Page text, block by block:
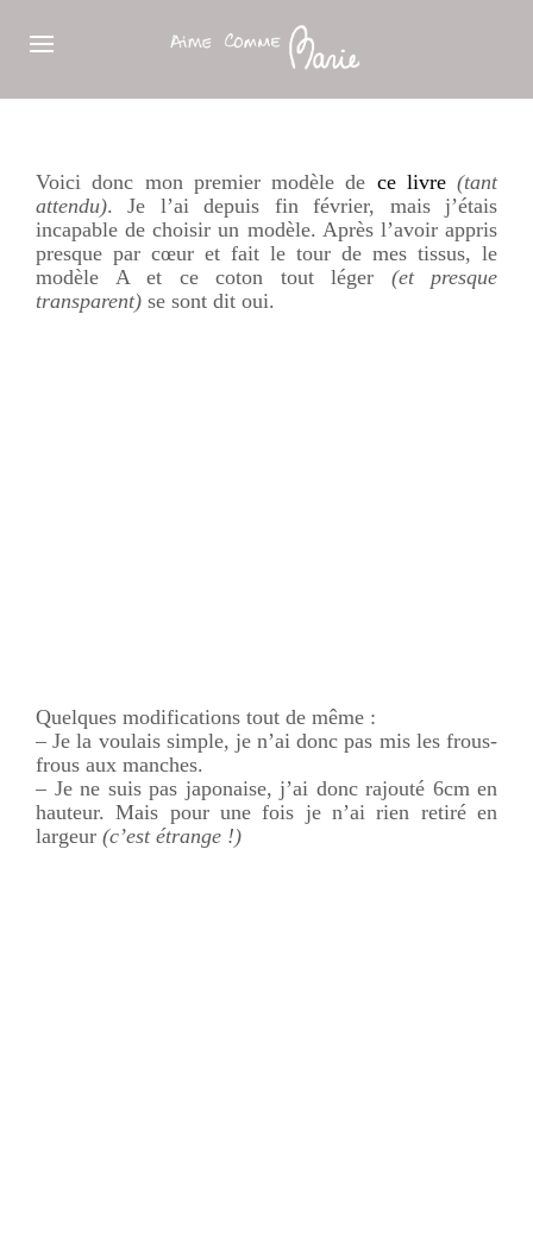
Voici donc mon premier modèle de ce livre (tant
attendu). Je l’ai depuis fin février, mais j’étais
incapable de choisir un modèle. Après l’avoir appris
presque par cœur et fait le tour de mes tissus, le
modèle A et ce coton tout léger (et presque
transparent) se sont dit oui.
Quelques modifications tout de même :
– Je la voulais simple, je n’ai donc pas mis les frous-
frous aux manches.
– Je ne suis pas japonaise, j’ai donc rajouté 6cm en
hauteur. Mais pour une fois je n’ai rien retiré en
largeur (c’est étrange !)